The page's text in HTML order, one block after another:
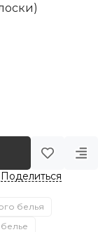
Поделиться
белья